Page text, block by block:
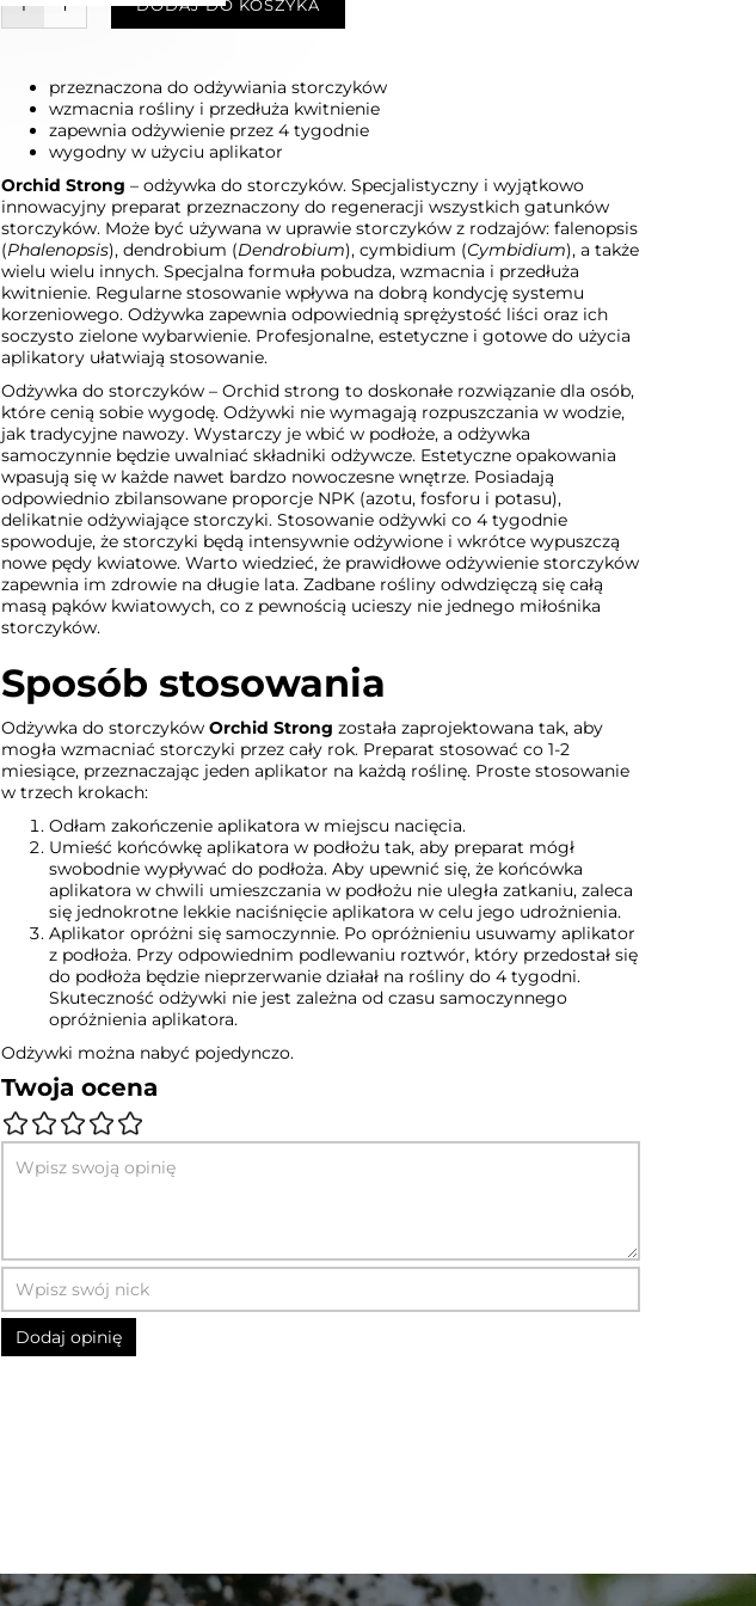
W KOSZYKU :)DODAJ DO KOSZYKA
przeznaczona do odżywiania storczyków
wzmacnia rośliny i przedłuża kwitnienie
zapewnia odżywienie przez 4 tygodnie
wygodny w użyciu aplikator
Orchid Strong – odżywka do storczyków. Specjalistyczny i wyjątkowo
innowacyjny preparat przeznaczony do regeneracji wszystkich gatunków
storczyków. Może być używana w uprawie storczyków z rodzajów: falenopsis
(Phalenopsis), dendrobium (Dendrobium), cymbidium (Cymbidium), a także
wielu wielu innych. Specjalna formuła pobudza, wzmacnia i przedłuża
kwitnienie. Regularne stosowanie wpływa na dobrą kondycję systemu
korzeniowego. Odżywka zapewnia odpowiednią sprężystość liści oraz ich
soczysto zielone wybarwienie. Profesjonalne, estetyczne i gotowe do użycia
aplikatory ułatwiają stosowanie.
Odżywka do storczyków – Orchid strong to doskonałe rozwiązanie dla osób,
które cenią sobie wygodę. Odżywki nie wymagają rozpuszczania w wodzie,
jak tradycyjne nawozy. Wystarczy je wbić w podłoże, a odżywka
samoczynnie będzie uwalniać składniki odżywcze. Estetyczne opakowania
wpasują się w każde nawet bardzo nowoczesne wnętrze. Posiadają
odpowiednio zbilansowane proporcje NPK (azotu, fosforu i potasu),
delikatnie odżywiające storczyki. Stosowanie odżywki co 4 tygodnie
spowoduje, że storczyki będą intensywnie odżywione i wkrótce wypuszczą
nowe pędy kwiatowe. Warto wiedzieć, że prawidłowe odżywienie storczyków
zapewnia im zdrowie na długie lata. Zadbane rośliny odwdzięczą się całą
masą pąków kwiatowych, co z pewnością ucieszy nie jednego miłośnika
storczyków.
Sposób stosowania
Odżywka do storczyków Orchid Strong została zaprojektowana tak, aby
mogła wzmacniać storczyki przez cały rok. Preparat stosować co 1-2
miesiące, przeznaczając jeden aplikator na każdą roślinę. Proste stosowanie
w trzech krokach:
Odłam zakończenie aplikatora w miejscu nacięcia.
Umieść końcówkę aplikatora w podłożu tak, aby preparat mógł
swobodnie wypływać do podłoża. Aby upewnić się, że końcówka
aplikatora w chwili umieszczania w podłożu nie uległa zatkaniu, zaleca
się jednokrotne lekkie naciśnięcie aplikatora w celu jego udrożnienia.
Aplikator opróżni się samoczynnie. Po opróżnieniu usuwamy aplikator
z podłoża. Przy odpowiednim podlewaniu roztwór, który przedostał się
do podłoża będzie nieprzerwanie działał na rośliny do 4 tygodni.
Skuteczność odżywki nie jest zależna od czasu samoczynnego
opróżnienia aplikatora.
Odżywki można nabyć pojedynczo.
Twoja ocena